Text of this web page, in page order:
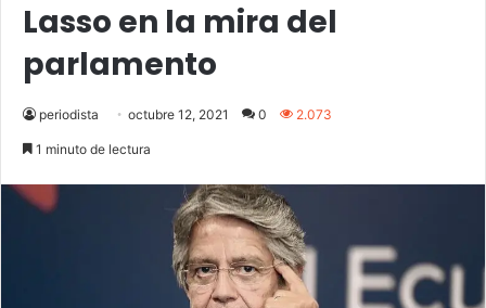
Lasso en la mira del
parlamento
periodista octubre 12, 2021 0 2.073
1 minuto de lectura